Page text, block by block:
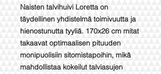
Naisten talvihuivi Loretta on
täydellinen yhdistelmä toimivuutta ja
hienostunutta tyyliä. 170x26 cm mitat
takaavat optimaalisen pituuden
monipuolisiin sitomistapoihin, mikä
mahdollistaa kokeilut talviasujen